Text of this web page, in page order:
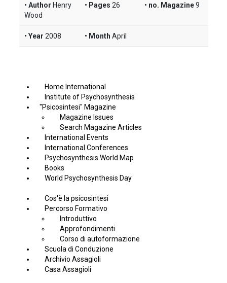
Author Henry
Wood
Pages 26 no. Magazine 9
Year 2008 Month April
Home International
Institute of Psychosynthesis
"Psicosintesi" Magazine
Magazine Issues
Search Magazine Articles
International Events
International Conferences
Psychosynthesis World Map
Books
World Psychosynthesis Day
Cos'è la psicosintesi
Percorso Formativo
Introduttivo
Approfondimenti
Corso di autoformazione
Scuola di Conduzione
Archivio Assagioli
Casa Assagioli